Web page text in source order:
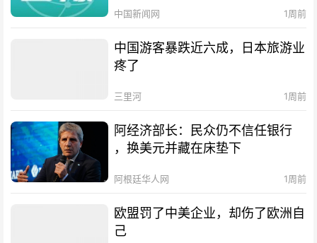
中国新闻网 1周前
中国游客暴跌近六成，日本旅游业
疼了
三里河 1周前
阿经济部长：民众仍不信任银行
，换美元并藏在床垫下
阿根廷华人网 1周前
欧盟罚了中美企业，却伤了欧洲自
己